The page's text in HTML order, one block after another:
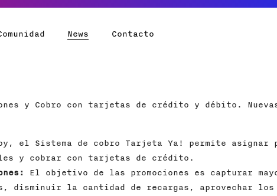
News Contacto
y Cobro con tarjetas de crédito y débito.
el Sistema de cobro Tarjeta Ya! permite asignar
y cobrar con tarjetas de crédito.
El objetivo de las promociones es capturar
disminuir la cantidad de recargas, aprovechar